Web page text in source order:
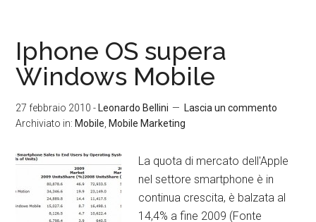
Iphone OS supera
Windows Mobile
27 febbraio 2010 - Leonardo Bellini
Lascia un commento
Archiviato in: Mobile Mobile Marketing
La quota di mercato dell'Apple
nel settore smartphone è in
continua crescita, è balzata al
14,4% a fine 2009 (Fonte